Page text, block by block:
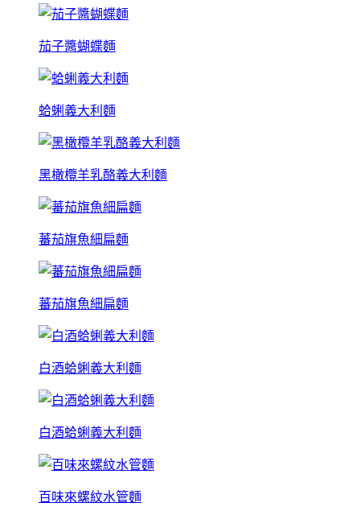
茄子醬蝴蝶麵
蛤蜊義大利麵
黑橄欖羊乳酪義大利麵
蕃茄旗魚細扁麵
蕃茄旗魚細扁麵
白酒蛤蜊義大利麵
白酒蛤蜊義大利麵
百味來螺紋水管麵